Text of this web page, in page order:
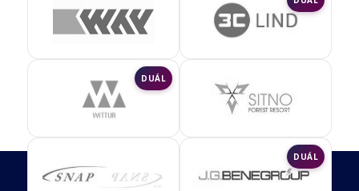
DUÁL
DUÁL